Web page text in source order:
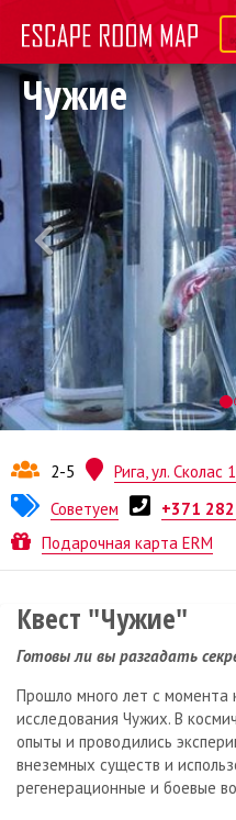
Чужие
2-5 Рига, ул. Сколас
Советуем
+371
Подарочная карта ERM
Квест "Чужие"
Готовы ли вы разгадать
Прошло много лет с момента
исследования Чужих. В
опыты и проводились
внеземных существ и
регенерационные и боевые